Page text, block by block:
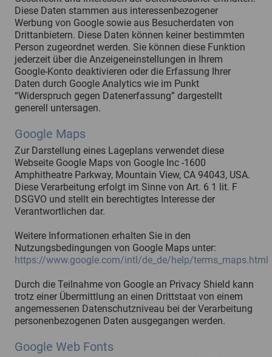
Diese Daten stammen aus interessenbezogener
Werbung von Google sowie aus Besucherdaten von
Drittanbietern. Diese Daten können keiner bestimmten
Person zugeordnet werden. Sie können diese Funktion
jederzeit über die Anzeigeneinstellungen in Ihrem
Google-Konto deaktivieren oder die Erfassung Ihrer
Daten durch Google Analytics wie im Punkt
“Widerspruch gegen Datenerfassung” dargestellt
generell untersagen.
Google Maps
Zur Darstellung eines Lageplans verwendet diese
Webseite Google Maps von Google Inc -1600
Amphitheatre Parkway, Mountain View, CA 94043, USA.
Diese Verarbeitung erfolgt im Sinne von Art. 6 1 lit. F
DSGVO und stellt ein berechtigtes Interesse der
Verantwortlichen dar.
Weitere Informationen erhalten Sie in den
Nutzungsbedingungen von Google Maps unter:
https://www.google.com/intl/de_de/help/terms_maps.html
Durch die Teilnahme von Google an Privacy Shield kann
trotz einer Übermittlung an einen Drittstaat von einem
angemessenen Datenschutzniveau bei der Verarbeitung
personenbezogenen Daten ausgegangen werden.
Google Web Fonts